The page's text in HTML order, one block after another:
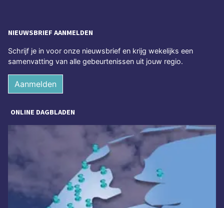
NIEUWSBRIEF AANMELDEN
Schrijf je in voor onze nieuwsbrief en krijg wekelijks een
samenvatting van alle gebeurtenissen uit jouw regio.
Aanmelden
ONLINE DAGBLADEN